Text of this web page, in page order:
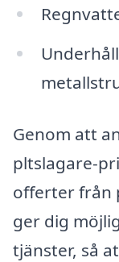
Genom att
pltslagare-
offerter från
ger dig
tjänster, så